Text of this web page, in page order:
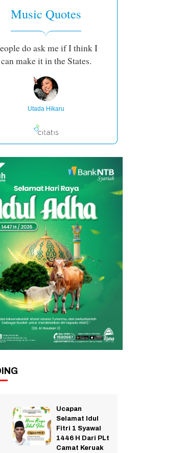
Music Quotes
do ask me if I think I
can make it in the States.
Utada Hikaru
Ucapan
Selamat Idul
Fitri 1 Syawal
1446 H Dari PLt
Camat Keruak